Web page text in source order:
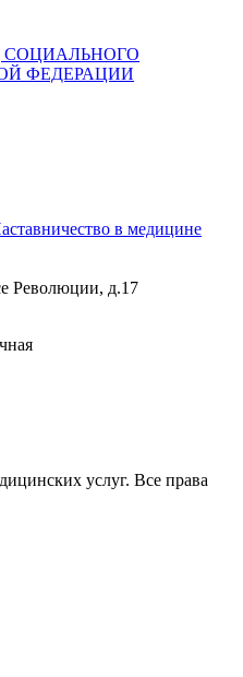
ФЕДЕРАЦИИ
в медицине
Революции, д.17
услуг. Все права